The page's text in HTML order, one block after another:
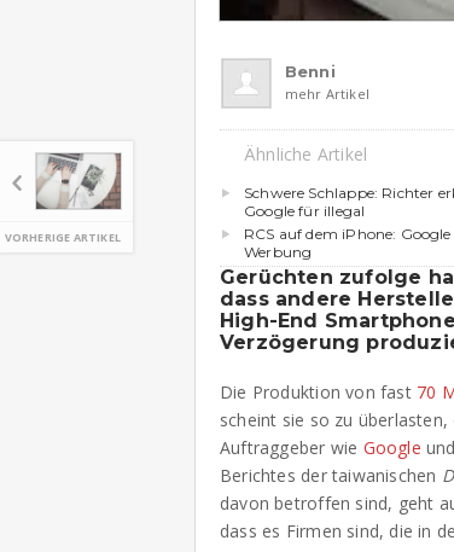
VORHERIGE ARTIKEL
Benni
mehr Artikel
Ähnliche Artikel
Schwere Schlappe: Richter
Google für illegal
RCS auf dem iPhone:
Werbung
Gerüchten zufolge
dass andere
High-End
Verzögerung
Die Produktion von fast 70
scheint sie so zu
Auftraggeber wie Google
Berichtes der taiwanischen
davon betroffen sind, geht
dass es Firmen sind, die in